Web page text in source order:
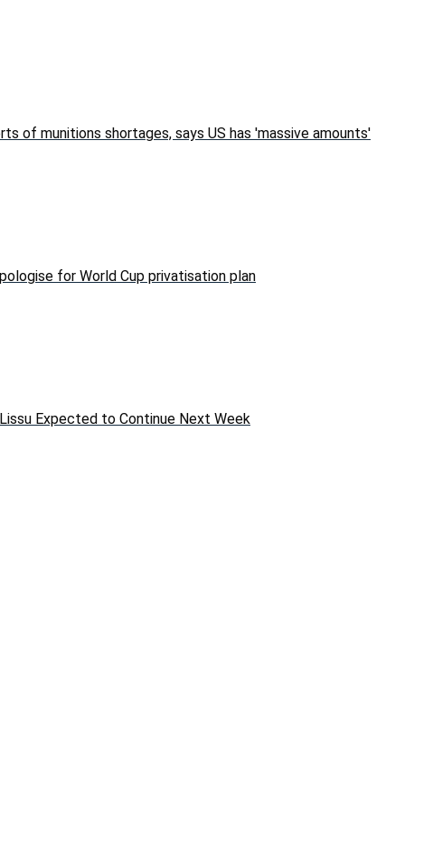
of munitions shortages, says US has 'massive amounts'
for World Cup privatisation plan
Expected to Continue Next Week